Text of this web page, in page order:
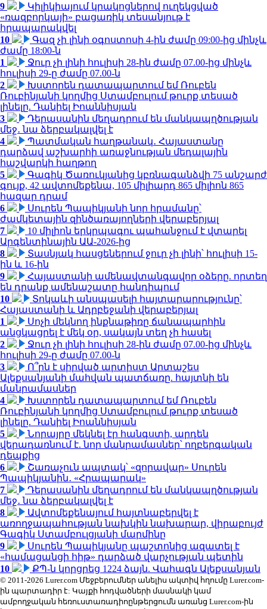
9
Կիլիկիայում կրակոցներով ուղեկցված
«ռազբորկայի» բացառիկ տեսանյութ է
հրապարակվել
10
Գազ չի լինի օգոստոսի 4-ին ժամը 09:00-ից մինչև
ժամը 18:00-ն
1
Ջուր չի լինի հուլիսի 28-ին ժամը 07.00-ից մինչև
հուլիսի 29-ը ժամը 07.00-ն
2
Խստորեն դատապարտում եմ Ռուբեն
Ռուբինյանի կողմից Ստամբուլում թուրք տեսած
լինելը. Դանիել Իոաննիսյան
3
Դերասանին մեղադրում են մանկապղծության
մեջ․ նա ձերբակալվել է
4
Պատմական հաղթանակ․ Հայաստանը
դարձավ աշխարհի առաջնության մեդալային
հաշվարկի հաղթող
5
Գագիկ Ծառուկյանից կբռնագանձվի 75 անշարժ
գույք, 42 ավտոմեքենա, 105 միլիարդ 865 միլիոն 865
հազար դրամ
6
Սուրեն Պապիկյանի նոր հրամանը՝
ժամկետային զինծառայողների վերաբերյալ
7
10 միլիոն երկրպագու պահանջում է վտարել
Արգենտինային ԱԱ-2026-ից
8
Տասնյակ հասցեներում ջուր չի լինի՝ հուլիսի 15-
ին և 16-ին
9
Հայաստանի ամենավտանգավոր օձերը. որտեղ
են դրանք ամենաշատը հանդիպում
10
Տոկաևի անսպասելի հայտարարությունը՝
Հայաստանի և Ադրբեջանի վերաբերյալ
1
Սոչի մեկնող ինքնաթիռը ճանապարհին
անցկացրել է մեկ օր, սակայն տեղ չի հասել
2
Ջուր չի լինի հուլիսի 28-ին ժամը 07.00-ից մինչև
հուլիսի 29-ը ժամը 07.00-ն
3
Ո՞րն է սիրված արտիստ Արտաշես
Ալեքսանյանի մահվան պատճառը. հայտնի են
մանրամասներ
4
Խստորեն դատապարտում եմ Ռուբեն
Ռուբինյանի կողմից Ստամբուլում թուրք տեսած
լինելը. Դանիել Իոաննիսյան
5
Նորայրը մեկնել էր հանգստի, արդեն
վերադառնում է. նոր մանրամասներ՝ ողբերգական
դեպքից
6
Շառաչուն ապտակ՝ «զորավար» Սուրեն
Պապիկյանին․ «Հրապարակ»
7
Դերասանին մեղադրում են մանկապղծության
մեջ․ նա ձերբակալվել է
8
Ավտոմեքենայում հայտնաբերվել է
առողջապահության նախկին նախարար, վիրաբույժ
Գագիկ Ստամբուլցյանի մարմինը
9
Սուրեն Պապիկյանը պաշտոնից ազատել է
«համացանցի հիթ» դարձած վարչության պետին
10
ՔՊ-ն կորցրեց 1224 ձայն. Վահագն Ալեքսանյան
© 2011-2026 Lurer.com Մեջբերումներ անելիս ակտիվ հղումը Lurer.com-
ին պարտադիր է: Կայքի հոդվածների մասնակի կամ
ամբողջական հեռուստառադիոընթերցումն առանց Lurer.com-ին